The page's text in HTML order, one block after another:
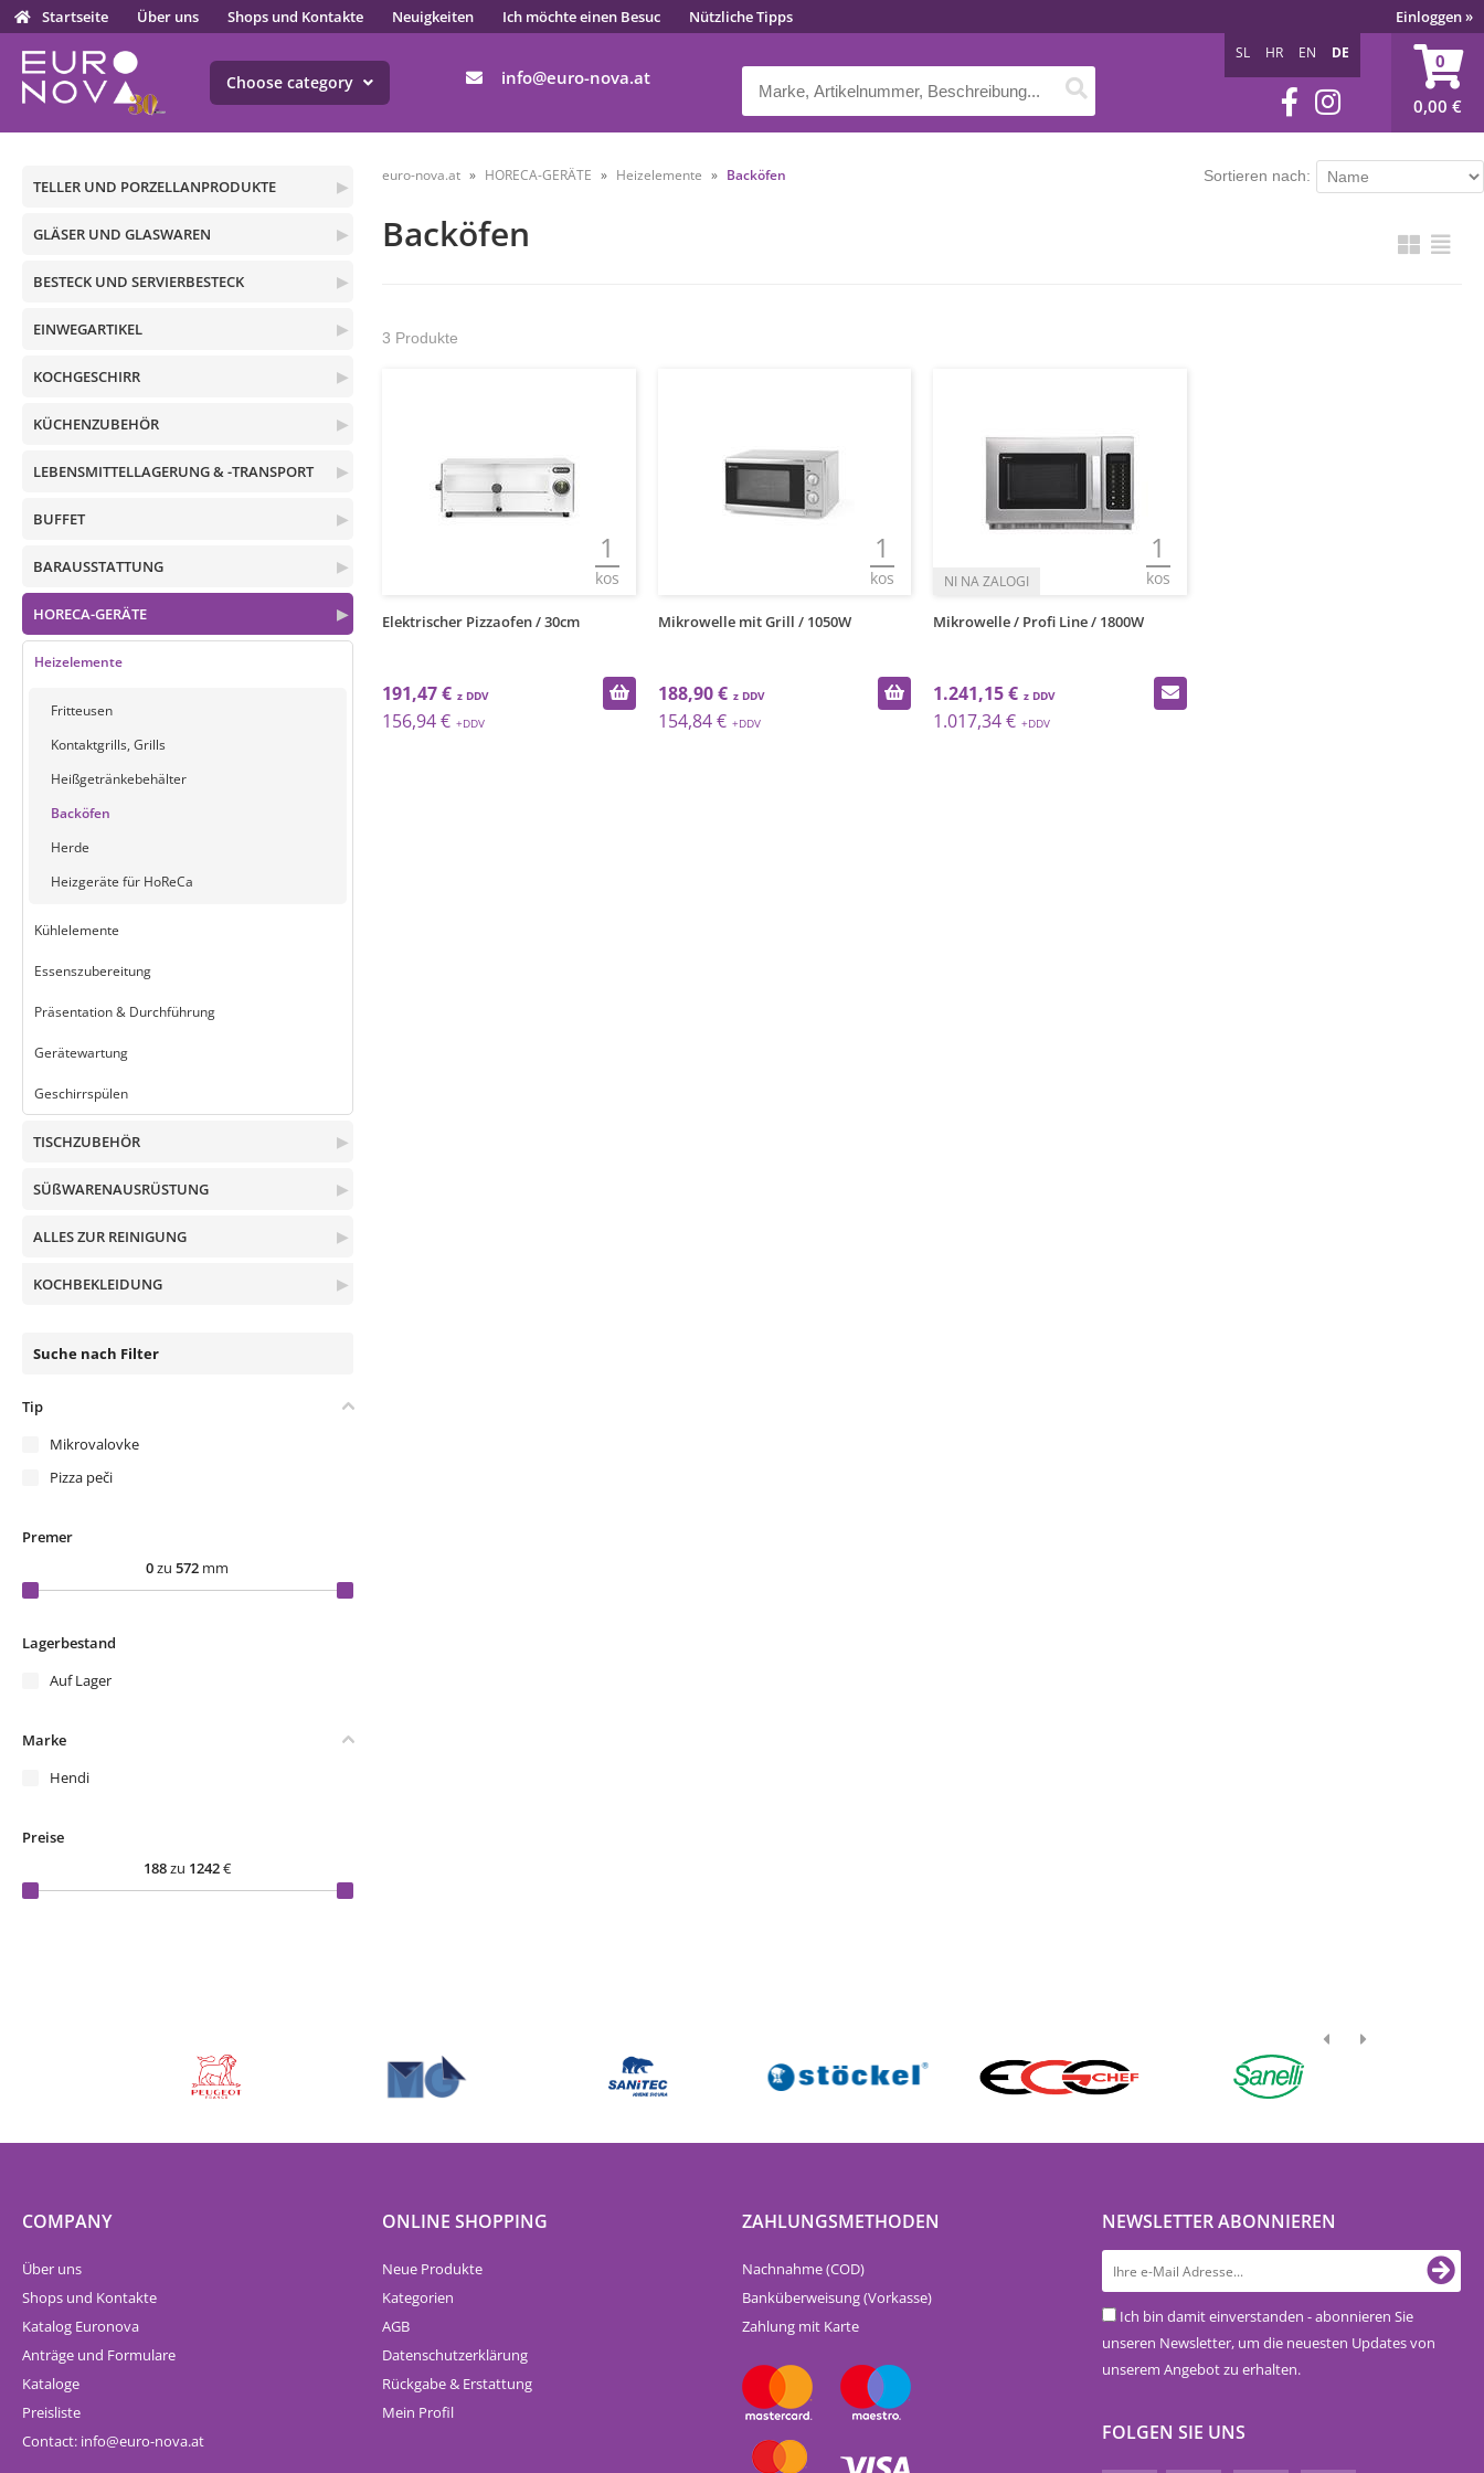
Startseite Über uns Shops und Kontakte Neuigkeiten Ich möchte einen Besuc Nützliche Tipps Einloggen»
info euro-nova.at
0
0,00 €
SL HR EN DE
Choose category
▶
TELLER UND PORZELLANPRODUKTE
▶
GLÄSER UND GLASWAREN
▶
BESTECK UND SERVIERBESTECK
▶
EINWEGARTIKEL
▶
KOCHGESCHIRR
▶
KÜCHENZUBEHÖR
▶
LEBENSMITTELLAGERUNG & -TRANSPORT
▶
BUFFET
▶
BARAUSSTATTUNG
▶
HORECA-GERÄTE
Heizelemente
Fritteusen
Kontaktgrills, Grills
Heißgetränkebehälter
Backöfen
Herde
Heizgeräte für HoReCa
Kühlelemente
Essenszubereitung
Präsentation & Durchführung
Gerätewartung
Geschirrspülen
▶
TISCHZUBEHÖR
▶
SÜßWARENAUSRÜSTUNG
▶
ALLES ZUR REINIGUNG
▶
KOCHBEKLEIDUNG
Suche nach Filter
Tip
Mikrovalovke
Pizza peči
Premer
0zu572 mm
Lagerbestand
Auf Lager
Marke
Hendi
Preise
188zu 1242€
euro-nova.at HORECA-GERÄTE Heizelemente Backöfen Sortieren nach:
Backöfen
3 Produkte
1
kos
Elektrischer Pizzaofen / 30cm
191,47 €
156,94 €
1
kos
Mikrowelle mit Grill / 1050W
188,90 €
154,84 €
1
kos
Mikrowelle / Profi Line / 1800W
1.241,15 €
1.017,34 €
COMPANY
Über uns
Shops und Kontakte
Katalog Euronova
Anträge und Formulare
Kataloge
Preisliste
Contact: info euro-nova.at
ONLINE SHOPPING
Neue Produkte
Kategorien
AGB
Datenschutzerklärung
Rückgabe & Erstattung
Mein Profil
ZAHLUNGSMETHODEN
Nachnahme (COD)
Banküberweisung (Vorkasse)
Zahlung mit Karte
NEWSLETTER ABONNIEREN
Ich bin damit einverstanden - abonnieren Sie
unseren Newsletter, um die neuesten Updates von
unserem Angebot zu erhalten.
FOLGEN SIE UNS